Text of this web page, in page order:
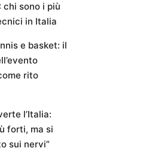
chi sono i più
in Italia
e basket: il
rito
l’Italia:
forti, ma si
sui nervi”